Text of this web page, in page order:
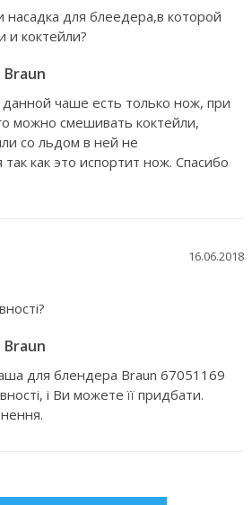
для блеедера,в которой
и коктейли?
Braun
чаше есть только нож, при
можно смешивать коктейли,
со льдом в ней не
как это испортит нож. Спасибо
16.06.2018
Braun
для блендера Braun 67051169
і Ви можете її придбати.